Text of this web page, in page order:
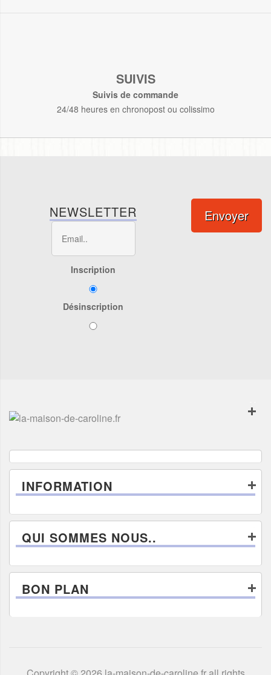
SUIVIS
Suivis de commande
24/48 heures en chronopost ou colissimo
NEWSLETTER
Inscription
Désinscription
Envoyer
INFORMATION
QUI SOMMES NOUS..
BON PLAN